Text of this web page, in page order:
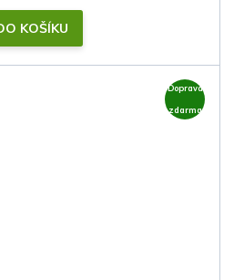
KOŠÍKU
Doprava
zdarma